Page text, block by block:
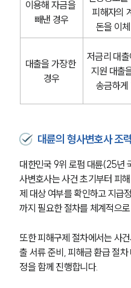
구성
형사전
언
공
법
법
뉴스레
대륜법
대륜법
이용해 자금을
빼낸 경우
피해자의
돈을 이
대출을 가장한
경우
저금리 대
지원 대출
송금하게
대륜의 형사변호사 조
대한민국 9위 로펌 대륜(25년
사변호사는 사건 초기부터 피
제 대상 여부를 확인하고 지급
까지 필요한 절차를 체계적으
또한 피해구제 절차에서는 사
출 서류 준비, 피해금 환급 절
정을 함께 진행합니다.